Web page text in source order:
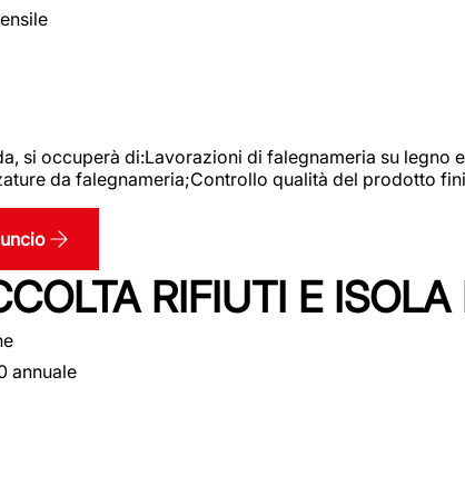
si occuperà di:Lavorazioni di falegnameria su
da falegnameria;Controllo qualità del prodotto
RIFIUTI E
annuale